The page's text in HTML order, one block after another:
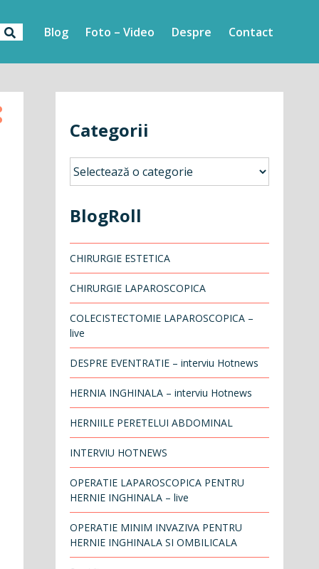
Blog Foto – Video Despre Contact
Categorii
Categorii
BlogRoll
CHIRURGIE ESTETICA
CHIRURGIE LAPAROSCOPICA
COLECISTECTOMIE LAPAROSCOPICA –
live
DESPRE EVENTRATIE – interviu Hotnews
HERNIA INGHINALA – interviu Hotnews
HERNIILE PERETELUI ABDOMINAL
INTERVIU HOTNEWS
OPERATIE LAPAROSCOPICA PENTRU
HERNIE INGHINALA – live
OPERATIE MINIM INVAZIVA PENTRU
HERNIE INGHINALA SI OMBILICALA